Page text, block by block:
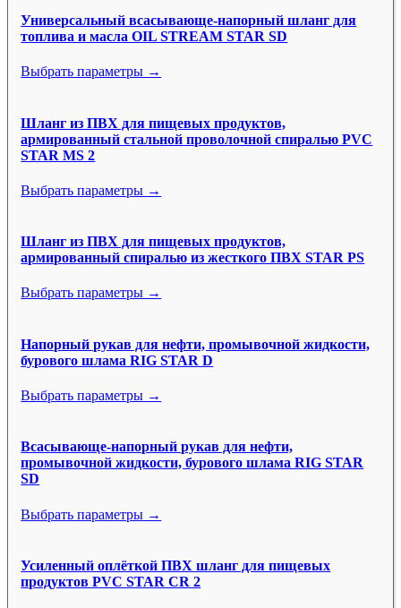
Универсальный всасывающе-напорный шланг для
топлива и масла OIL STREAM STAR SD
Выбрать параметры →
Шланг из ПВХ для пищевых продуктов,
армированный стальной проволочной спиралью PVC
STAR MS 2
Выбрать параметры →
Шланг из ПВХ для пищевых продуктов,
армированный спиралью из жесткого ПВХ STAR PS
Выбрать параметры →
Напорный рукав для нефти, промывочной жидкости,
бурового шлама RIG STAR D
Выбрать параметры →
Всасывающе-напорный рукав для нефти,
промывочной жидкости, бурового шлама RIG STAR
SD
Выбрать параметры →
Усиленный оплёткой ПВХ шланг для пищевых
продуктов PVC STAR CR 2